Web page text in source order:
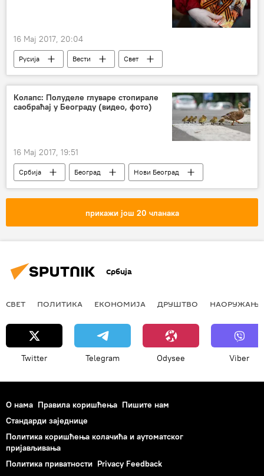
16 Мај 2017, 20:04
Русија Вести
Свет
Украјина
Марија Захарова
Врховна рада
Георгијевска лента
Колапс: Полуделе глуваре стопирале
саобраћај у Београду (видео, фото)
16 Мај 2017, 19:51
Србија Београд
Нови Београд
Драган Симић
Игор Салингер
адаптација
патка
гнездо
Друштво
прикажи још 20 чланака
Србија
СВЕТ ПОЛИТИКА ЕКОНОМИЈА ДРУШТВО НАОРУЖАЊЕ
Twitter Telegram Odysee Viber
О нама Правила коришћења Пишите нам
Стандарди заједнице
Политика коришћења колачића и аутоматског
пријављивања
Политика приватности Privacy Feedback